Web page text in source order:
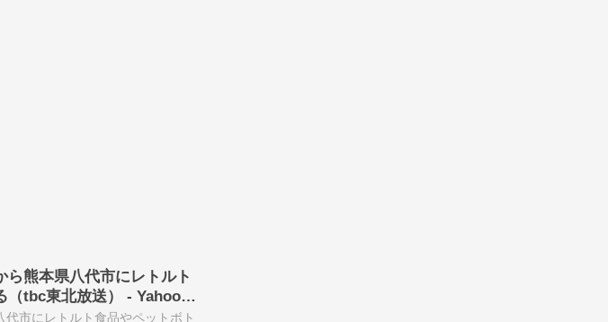
ら熊本県八代市にレトルト
（tbc東北放送） - Yahoo!
代市にレトルト食品やペットボト